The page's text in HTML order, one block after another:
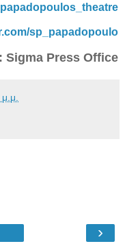
sp_papadopoulo
Sigma Press Office
›